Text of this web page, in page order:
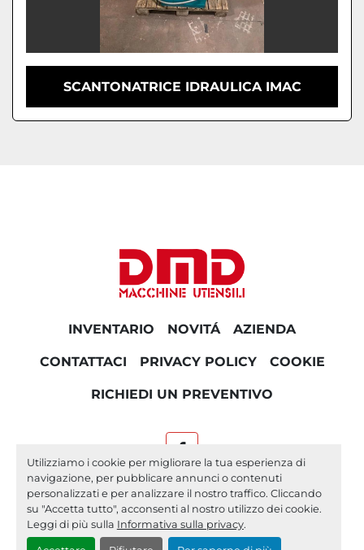
Utilizziamo i cookie per migliorare la tua esperienza di
navigazione, per pubblicare annunci o contenuti
personalizzati e per analizzare il nostro traffico. Cliccando
su "Accetta tutto", acconsenti al nostro utilizzo dei cookie.
Leggi di più sulla Informativa sulla privacy.
SCANTONATRICE IDRAULICA IMAC
INVENTARIO NOVITÁ AZIENDA
CONTATTACI PRIVACY POLICY COOKIE
RICHIEDI UN PREVENTIVO
facebook
Machinio Systemsito web diMachinio
Personalizza le preferenze sui Cookies